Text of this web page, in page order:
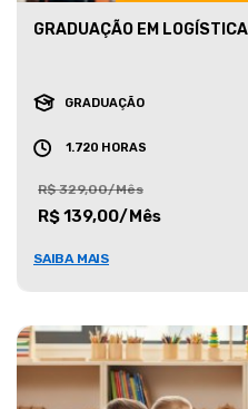
GRADUAÇÃO EM LOGÍSTICA
GRADUAÇÃO
1.720 HORAS
R$ 329,00/Mês
R$ 139,00/Mês
SAIBA MAIS